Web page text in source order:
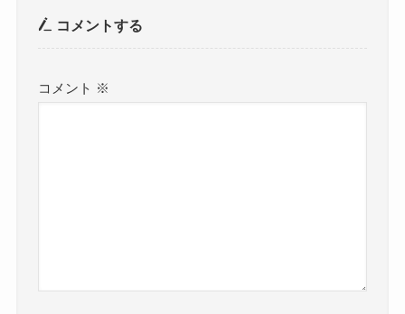
コメントする
コメント ※